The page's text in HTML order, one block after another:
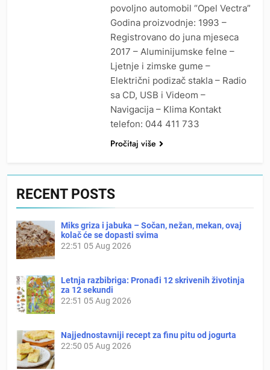
povoljno automobil “Opel Vectra”
Godina proizvodnje: 1993 –
Registrovano do juna mjeseca
2017 – Aluminijumske felne –
Ljetnje i zimske gume –
Električni podizač stakla – Radio
sa CD, USB i Videom –
Navigacija – Klima Kontakt
telefon: 044 411 733
Pročitaj više
RECENT POSTS
Miks griza i jabuka – Sočan, nežan, mekan, ovaj
kolač će se dopasti svima
22:51 05 Aug 2026
Letnja razbibriga: Pronađi 12 skrivenih životinja
za 12 sekundi
22:51 05 Aug 2026
Najjednostavniji recept za finu pitu od jogurta
22:50 05 Aug 2026